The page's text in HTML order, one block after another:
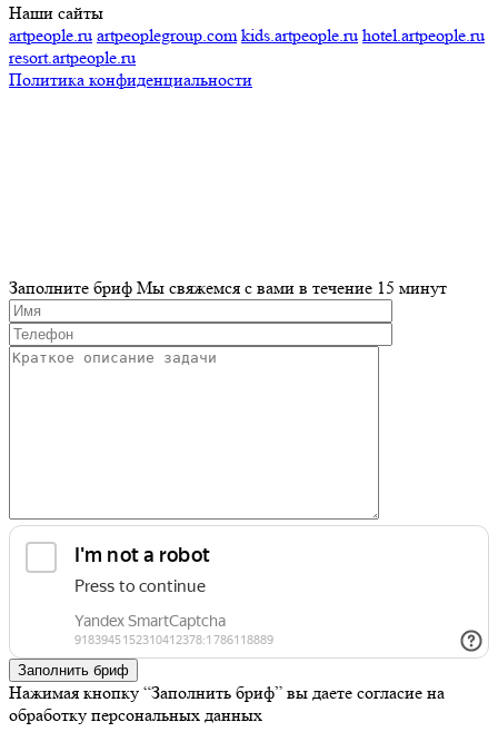
Наши сайты
artpeople.ru artpeoplegroup.com kids.artpeople.ru hotel.artpeople.ru
resort.artpeople.ru
Политика конфиденциальности
Заполните бриф Мы свяжемся с вами в течение 15 минут
Заполнить бриф
Нажимая кнопку “Заполнить бриф” вы даете согласие на
обработку персональных данных